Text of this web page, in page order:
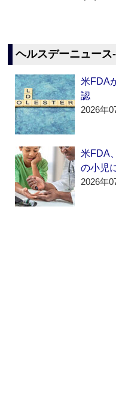
ヘルスデーニュース
米FDA
認
2026年
米FDA
の小児
2026年